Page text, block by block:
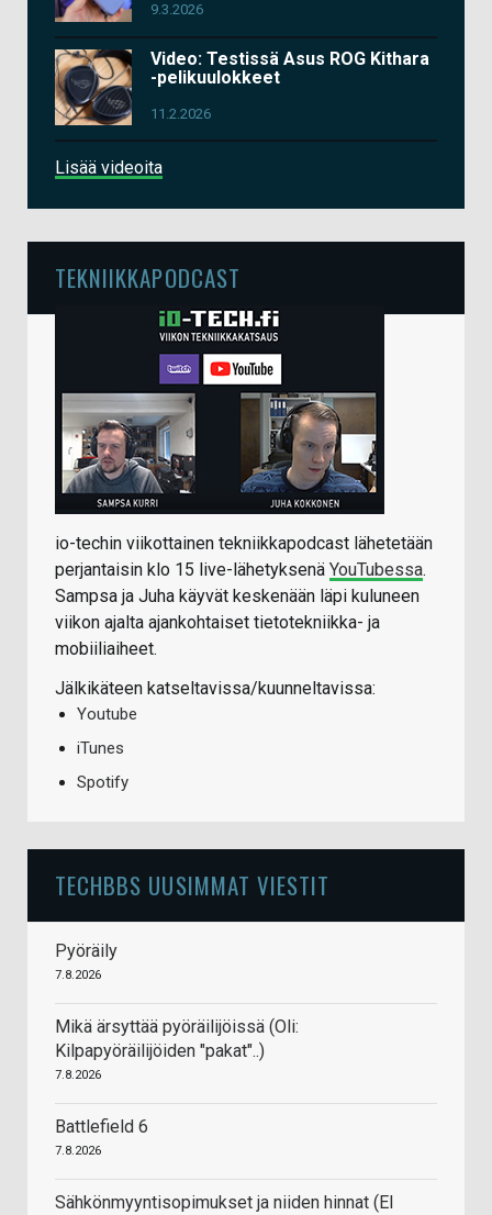
9.3.2026
Video: Testissä Asus ROG Kithara
-pelikuulokkeet
11.2.2026
Lisää videoita
TEKNIIKKAPODCAST
io-techin viikottainen tekniikkapodcast lähetetään
perjantaisin klo 15 live-lähetyksenä YouTubessa.
Sampsa ja Juha käyvät keskenään läpi kuluneen
viikon ajalta ajankohtaiset tietotekniikka- ja
mobiiliaiheet.
Jälkikäteen katseltavissa/kuunneltavissa:
Youtube
iTunes
Spotify
TECHBBS UUSIMMAT VIESTIT
Pyöräily
7.8.2026
Mikä ärsyttää pyöräilijöissä (Oli:
Kilpapyöräilijöiden "pakat"..)
7.8.2026
Battlefield 6
7.8.2026
Sähkönmyyntisopimukset ja niiden hinnat (EI